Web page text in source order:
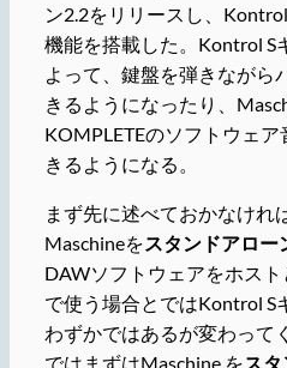
ン2.2をリリースし、
機能を搭載した。Kontrol S
よって、鍵盤を弾きながら
きるようになったり、
KOMPLETEのソフトウェ
きるようになる。
まず先に述べておかなけれ
Maschineをスタンドアロー
DAWソフトウェアをホスト
で使う場合とではKontrol S
わずかではあるが変わって
ではまずはMaschine をス